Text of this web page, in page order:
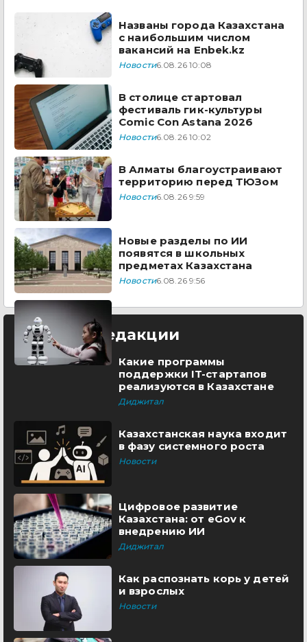
Названы города Казахстана
с наибольшим числом
вакансий на Enbek.kz
Новости6.08.26 10:08
В столице стартовал
фестиваль гик-культуры
Comic Con Astana 2026
Новости6.08.26 10:02
В Алматы благоустраивают
территорию перед ТЮЗом
Новости6.08.26 9:59
Новые разделы по ИИ
появятся в школьных
предметах Казахстана
Новости6.08.26 9:56
Выбор редакции
Какие программы
поддержки IT-стартапов
реализуются в Казахстане
Диджитал
Казахстанская наука входит
в фазу системного роста
Новости
Цифровое развитие
Казахстана: от eGov к
внедрению ИИ
Диджитал
Как распознать корь у детей
и взрослых
Новости